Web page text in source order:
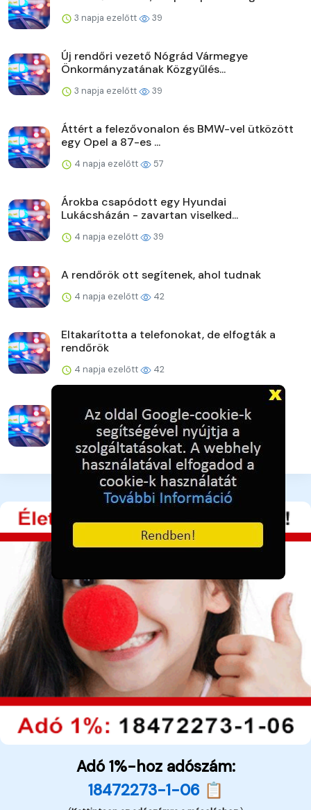
3 napja ezelőtt 39
Új rendőri vezető Nógrád Vármegye
Önkormányzatának Közgyűlés...
3 napja ezelőtt 39
Áttért a felezővonalon és BMW-vel ütközött
egy Opel a 87-es ...
4 napja ezelőtt 57
Árokba csapódott egy Hyundai
Lukácsházán - zavartan viselked...
4 napja ezelőtt 39
A rendőrök ott segítenek, ahol tudnak
4 napja ezelőtt 42
Eltakarította a telefonokat, de elfogták a
rendőrök
4 napja ezelőtt 42
Veszprém vármegye augusztusi
rendezvényei
4 napja ezelőtt 43
Adó 1%-hoz adószám:
18472273-1-06 📋